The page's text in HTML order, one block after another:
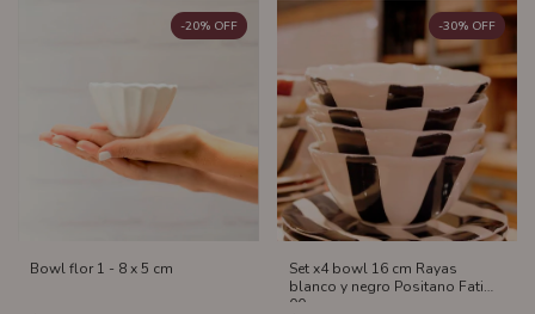
Bowl flor 1 - 8 x 5 cm
-20% OFF
Set x4 bowl 16 cm Rayas
blanco y negro Positano Fatima
00
-30% OFF